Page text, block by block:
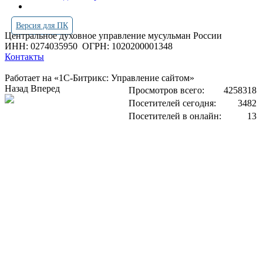
Версия для ПК
Центральное духовное управление мусульман России
ИНН: 0274035950 ОГРН: 1020200001348
Контакты
Работает на «1С-Битрикс: Управление сайтом»
Просмотров всего:
4258318
Посетителей сегодня:
3482
Посетителей в онлайн:
13
Назад Вперед